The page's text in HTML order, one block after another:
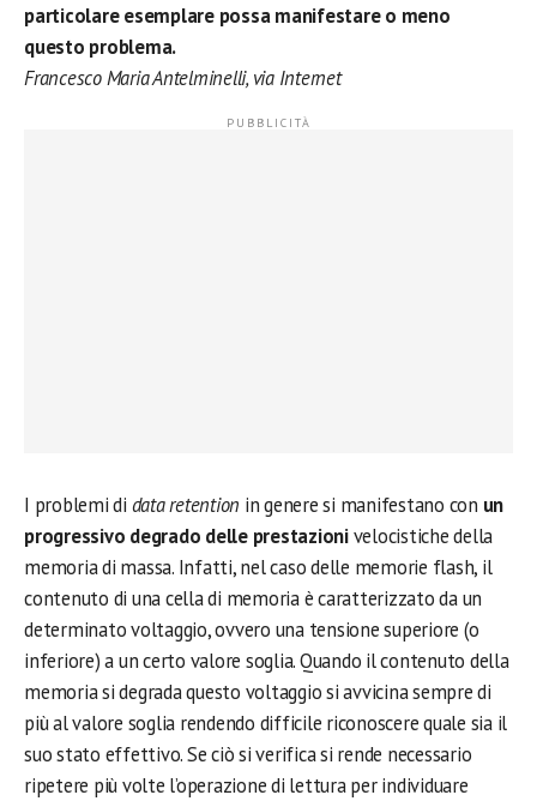
particolare esemplare possa manifestare o meno
questo problema.
Francesco Maria Antelminelli, via Internet
I problemi di data retention in genere si manifestano con un
progressivo degrado delle prestazionivelocistiche della
memoria di massa. Infatti, nel caso delle memorie flash, il
contenuto di una cella di memoria è caratterizzato da un
determinato voltaggio, ovvero una tensione superiore (o
inferiore) a un certo valore soglia. Quando il contenuto della
memoria si degrada questo voltaggio si avvicina sempre di
più al valore soglia rendendo difficile riconoscere quale sia il
suo stato effettivo. Se ciò si verifica si rende necessario
ripetere più volte l’operazione di lettura per individuare